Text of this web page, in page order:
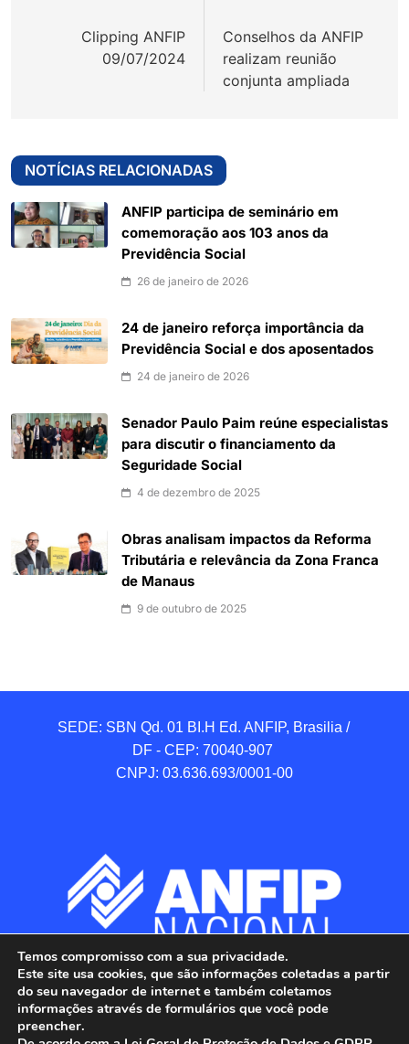
Clipping ANFIP
09/07/2024
Conselhos da ANFIP
realizam reunião
conjunta ampliada
NOTÍCIAS RELACIONADAS
ANFIP participa de seminário em
comemoração aos 103 anos da
Previdência Social
26 de janeiro de 2026
24 de janeiro reforça importância da
Previdência Social e dos aposentados
24 de janeiro de 2026
Senador Paulo Paim reúne especialistas
para discutir o financiamento da
Seguridade Social
4 de dezembro de 2025
Obras analisam impactos da Reforma
Tributária e relevância da Zona Franca
de Manaus
9 de outubro de 2025
SEDE: SBN Qd. 01 BI.H Ed. ANFIP, Brasilia /
DF - CEP: 70040-907
CNPJ: 03.636.693/0001-00
Temos compromisso com a sua privacidade.
Este site usa cookies, que são informações coletadas a partir
do seu navegador de internet e também coletamos
informações através de formulários que você pode
preencher.